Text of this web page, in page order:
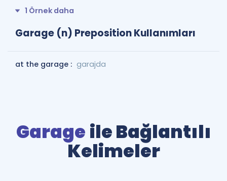
1 Örnek daha
Garage (n) Preposition Kullanımları
at the garage : garajda
Garage ile Bağlantılı
Kelimeler